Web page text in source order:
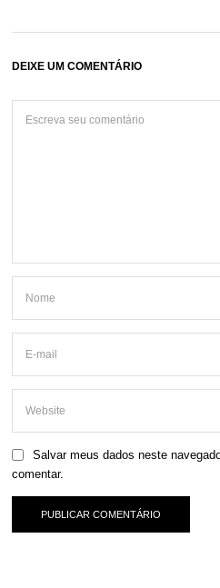
DEIXE UM COMENTÁRIO
Salvar meus dados neste
comentar.